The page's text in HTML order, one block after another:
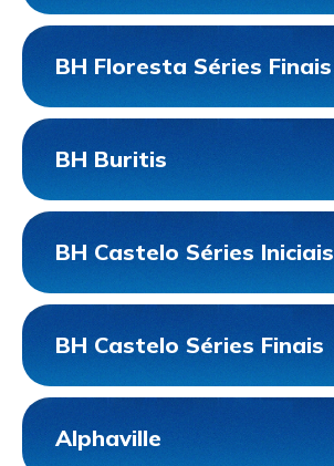
BH Floresta Séries Finais
BH Buritis
BH Castelo Séries Iniciais
BH Castelo Séries Finais
Alphaville